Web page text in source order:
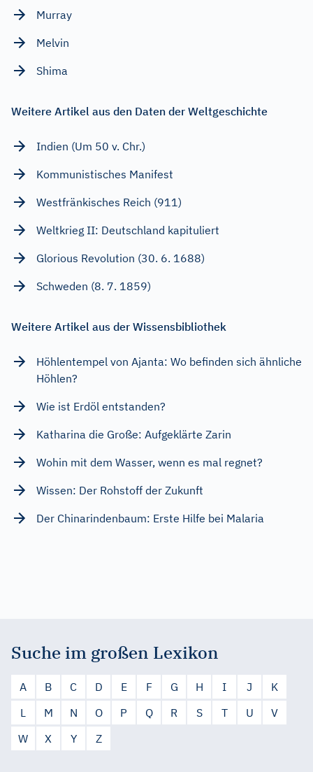
Murray
Melvin
Shima
Weitere Artikel aus den Daten der Weltgeschichte
Indien (Um 50 v. Chr.)
Kommunistisches Manifest
Westfränkisches Reich (911)
Weltkrieg II: Deutschland kapituliert
Glorious Revolution (30. 6. 1688)
Schweden (8. 7. 1859)
Weitere Artikel aus der Wissensbibliothek
Höhlentempel von Ajanta: Wo befinden sich ähnliche
Höhlen?
Wie ist Erdöl entstanden?
Katharina die Große: Aufgeklärte Zarin
Wohin mit dem Wasser, wenn es mal regnet?
Wissen: Der Rohstoff der Zukunft
Der Chinarindenbaum: Erste Hilfe bei Malaria
Suche im großen Lexikon
A B C D E F G H I J
K
L
M N O P Q R S T U
V
W
X Y Z